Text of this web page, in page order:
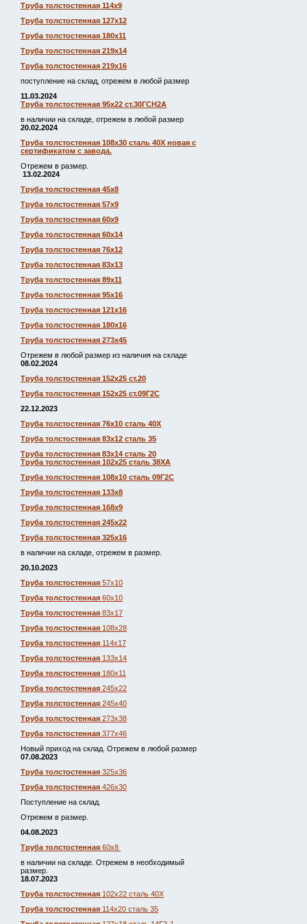
Труба толстостенная 114х9
Труба толстостенная 127х12
Труба толстостенная 180х11
Труба толстостенная 219х14
Труба толстостенная 219х16
поступление на склад, отрежем в любой размер
11.03.2024
Труба толстостенная 95х22 ст.30ГСН2А
в наличии на складе, отрежем в любой размер
20.02.2024
Труба толстостенная 108х30 сталь 40Х новая с
сертификатом с завода.
Отрежем в размер.
13.02.2024
Труба толстостенная 45х8
Труба толстостенная 57х9
Труба толстостенная 60х9
Труба толстостенная 60х14
Труба толстостенная 76х12
Труба толстостенная 83х13
Труба толстостенная 89х11
Труба толстостенная 95х16
Труба толстостенная 121х16
Труба толстостенная 180х16
Труба толстостенная 273х45
Отрежем в любой размер из наличия на складе
08.02.2024
Труба толстостенная 152х25 ст.20
Труба толстостенная 152х25 ст.09Г2С
22.12.2023
Труба толстостенная 76х10 сталь 40Х
Труба толстостенная 83х12 сталь 35
Труба толстостенная 83х14 сталь 20
Труба толстостенная 102х25 сталь 38ХА
Труба толстостенная 108х10 сталь 09Г2С
Труба толстостенная 133х8
Труба толстостенная 168х9
Труба толстостенная 245х22
Труба толстостенная 325х16
в наличии на складе, отрежем в размер.
20.10.2023
Труба толстостенная 57х10
Труба толстостенная 60х10
Труба толстостенная 83х17
Труба толстостенная 108х28
Труба толстостенная 114х17
Труба толстостенная 133х14
Труба толстостенная 180х11
Труба толстостенная 245х22
Труба толстостенная 245х40
Труба толстостенная 273х38
Труба толстостенная 377х46
Новый приход на склад. Отрежем в любой размер
07.08.2023
Труба толстостенная 325х36
Труба толстостенная 426х30
Поступление на склад.
Отрежем в размер.
04.08.2023
Труба толстостенная 60х8
в наличии на складе. Отрежем в необходимый
размер.
18.07.2023
Труба толстостенная 102х22 сталь 40Х
Труба толстостенная 114х20 сталь 35